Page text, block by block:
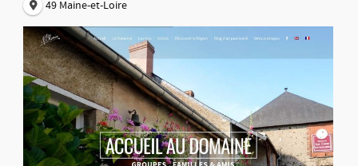
49 Maine-et-Loire